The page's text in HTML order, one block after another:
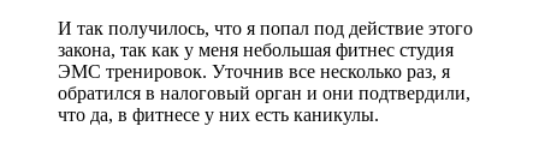
И так получилось, что я попал под действие этого
закона, так как у меня небольшая фитнес студия
ЭМС тренировок. Уточнив все несколько раз, я
обратился в налоговый орган и они подтвердили,
что да, в фитнесе у них есть каникулы.